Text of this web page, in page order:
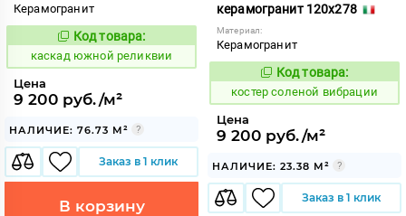
Керамогранит
640205
Код товара:
каскад южной реликвии
Цена
9 200 руб./м²
НАЛИЧИЕ: 76.73 М²
Заказ в 1 клик
В корзину
керамогранит 120x278
Материал:
Керамогранит
808510
Код товара:
костер соленой вибрации
Цена
9 200 руб./м²
НАЛИЧИЕ: 23.38 М²
Заказ в 1 клик